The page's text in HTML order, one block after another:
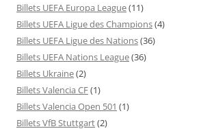
Billets UEFA Europa League(11)
Billets UEFA Ligue des Champions(4)
Billets UEFA Ligue des Nations(36)
Billets UEFA Nations League(36)
Billets Ukraine(2)
Billets Valencia CF(1)
Billets Valencia Open 501 (1)
Billets VfB Stuttgart(2)